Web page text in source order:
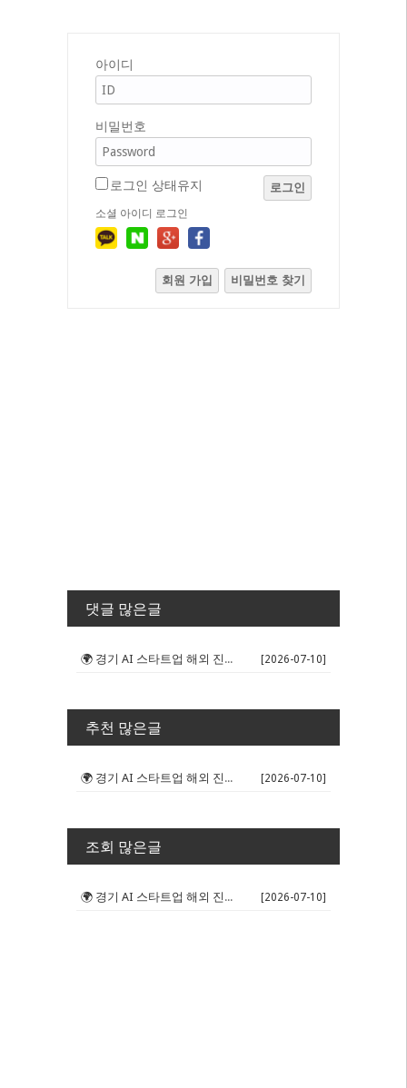
아이디
비밀번호
로그인 상태유지 로그인
소셜 아이디 로그인
회원 가입 비밀번호 찾기
댓글 많은글
🌍 경기 AI 스타트업 해외 진출 판... [2026-07-10]
추천 많은글
🌍 경기 AI 스타트업 해외 진출 판... [2026-07-10]
조회 많은글
🌍 경기 AI 스타트업 해외 진출 판... [2026-07-10]